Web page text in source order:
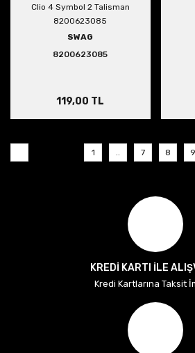
Clio 4 Symbol 2 Talisman
8200623085
SWAG
8200623085
119,00 TL
1 .. 7 8 9
KREDİ KARTI İLE
Kredi Kartlarına Taksit